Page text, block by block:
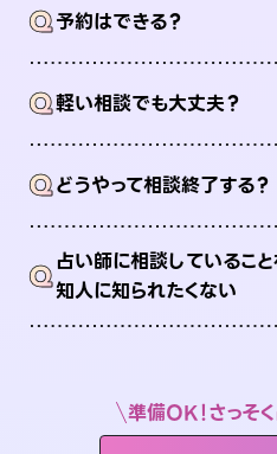
Q予約はできる？
Q軽い相談でも大丈夫？
Qどうやって相談終了する？
Q占い師に相談しているこ
知人に知られたくない
準備OK！さっそ